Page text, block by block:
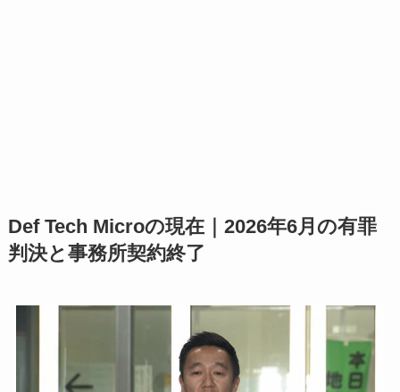
Def Tech Microの現在｜2026年6月の有罪
判決と事務所契約終了